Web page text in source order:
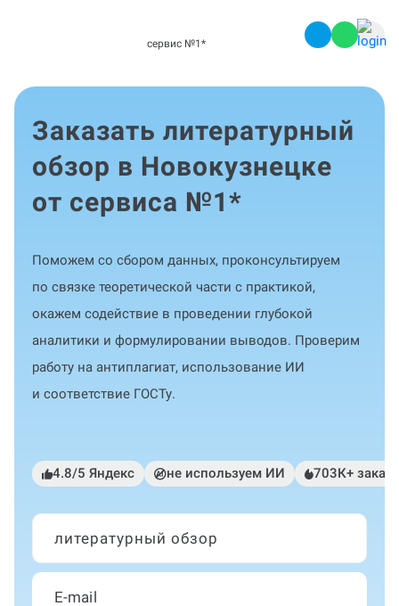
сервис №1 *
Заказать литературный
обзор в Новокузнецке
от сервиса №1*
Поможем со сбором данных, проконсультируем
по связке теоретической части с практикой,
окажем содействие в проведении глубокой
аналитики и формулировании выводов. Проверим
работу на антиплагиат, использование ИИ
и соответствие ГОСТу.
4.8/5 Яндекс не используем ИИ 703К+
литературный обзор